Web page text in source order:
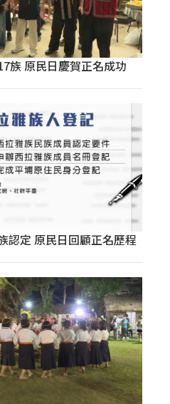
族 原民日慶賀正名成功
認定 原民日回顧正名歷程